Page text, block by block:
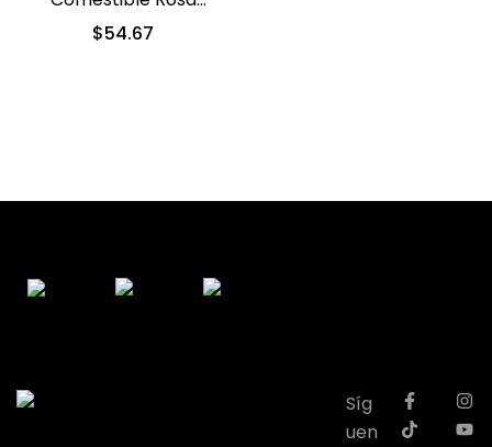
Brillante en Gel 40gr.
(1115)
$54.67
Síg
uen